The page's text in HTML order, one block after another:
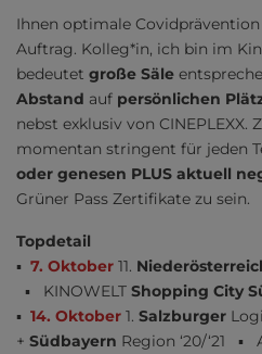
Ihnen optimale
Auftrag. Kolleg*in, ich bin im
bedeutet große Säle
Abstand auf persönlichen
nebst exklusiv von CINEPLEXX.
momentan stringent für jeden
oder genesen PLUS aktuell
Grüner Pass Zertifikate zu sein.
Topdetail
▪ 7. Oktober 11.
▪ KINOWELT Shopping City
▪ 14. Oktober 1. Salzburger
+ Südbayern Region ‘20/‘21 ▪